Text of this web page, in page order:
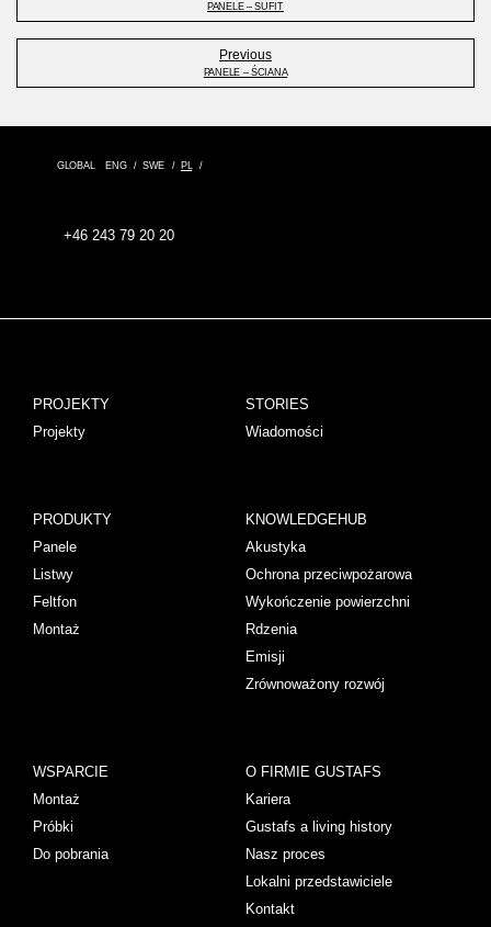
Previous
PANELE – ŚCIANA
PANELE – SUFIT
GLOBAL ENG SWE PL
+46 243 79 20 20
PROJEKTY
Projekty
STORIES
Wiadomości
PRODUKTY
Panele
Listwy
Feltfon
Montaż
KNOWLEDGEHUB
Akustyka
Ochrona przeciwpożarowa
Wykończenie powierzchni
Rdzenia
Emisji
Zrównoważony rozwój
WSPARCIE
Montaż
Próbki
Do pobrania
O FIRMIE GUSTAFS
Kariera
Gustafs a living history
Nasz proces
Lokalni przedstawiciele
Kontakt